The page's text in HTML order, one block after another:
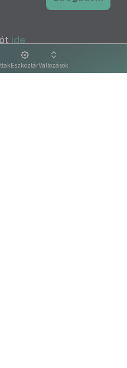
EszköztárVáltozások
ide